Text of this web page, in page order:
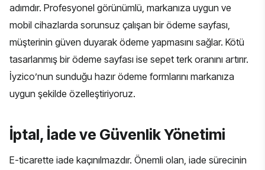
adımdır. Profesyonel görünümlü, markanıza uygun ve
mobil cihazlarda sorunsuz çalışan bir ödeme sayfası,
müşterinin güven duyarak ödeme yapmasını sağlar. Kötü
tasarlanmış bir ödeme sayfası ise sepet terk oranını artırır.
İyzico’nun sunduğu hazır ödeme formlarını markanıza
uygun şekilde özelleştiriyoruz.
İptal, İade ve Güvenlik Yönetimi
E-ticarette iade kaçınılmazdır. Önemli olan, iade sürecinin